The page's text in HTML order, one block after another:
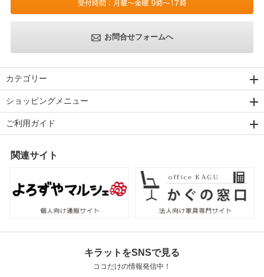
お問合せフォームへ
カテゴリー
ショッピングメニュー
ご利用ガイド
関連サイト
キラットをSNSで見る
ココだけの情報発信中！